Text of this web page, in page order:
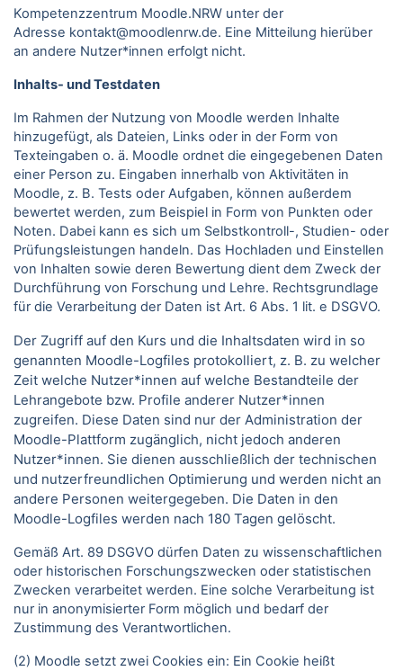
Kompetenzzentrum Moodle.NRW unter der
Adresse kontakt@moodlenrw.de. Eine Mitteilung hierüber
an andere Nutzer*innen erfolgt nicht.
Inhalts- und Testdaten
Im Rahmen der Nutzung von Moodle werden Inhalte
hinzugefügt, als Dateien, Links oder in der Form von
Texteingaben o. ä. Moodle ordnet die eingegebenen Daten
einer Person zu. Eingaben innerhalb von Aktivitäten in
Moodle, z. B. Tests oder Aufgaben, können außerdem
bewertet werden, zum Beispiel in Form von Punkten oder
Noten. Dabei kann es sich um Selbstkontroll-, Studien- oder
Prüfungsleistungen handeln. Das Hochladen und Einstellen
von Inhalten sowie deren Bewertung dient dem Zweck der
Durchführung von Forschung und Lehre. Rechtsgrundlage
für die Verarbeitung der Daten ist Art. 6 Abs. 1 lit. e DSGVO.
Der Zugriff auf den Kurs und die Inhaltsdaten wird in so
genannten Moodle-Logfiles protokolliert, z. B. zu welcher
Zeit welche Nutzer*innen auf welche Bestandteile der
Lehrangebote bzw. Profile anderer Nutzer*innen
zugreifen. Diese Daten sind nur der Administration der
Moodle-Plattform zugänglich, nicht jedoch anderen
Nutzer*innen. Sie dienen ausschließlich der technischen
und nutzerfreundlichen Optimierung und werden nicht an
andere Personen weitergegeben. Die Daten in den
Moodle-Logfiles werden nach 180 Tagen gelöscht.
Gemäß Art. 89 DSGVO dürfen Daten zu wissenschaftlichen
oder historischen Forschungszwecken oder statistischen
Zwecken verarbeitet werden. Eine solche Verarbeitung ist
nur in anonymisierter Form möglich und bedarf der
Zustimmung des Verantwortlichen.
(2) Moodle setzt zwei Cookies ein: Ein Cookie heißt